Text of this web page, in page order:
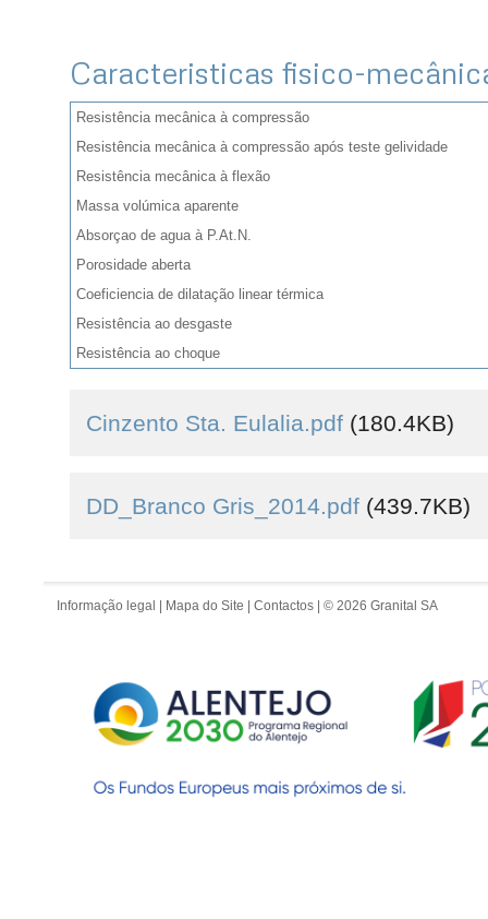
Caracteristicas fisico-
Resistência mecânica à compressão
Resistência mecânica à compressão após teste gelividade
Resistência mecânica à flexão
Massa volúmica aparente
Absorçao de agua à P.At.N.
Porosidade aberta
Coeficiencia de dilatação linear térmica
Resistência ao desgaste
Resistência ao choque
Cinzento Sta. Eulalia.pdf (180.4KB)
DD_Branco Gris_2014.pdf (439.7KB)
Informação legal Mapa do Site Contactos | © 2026 Granital SA